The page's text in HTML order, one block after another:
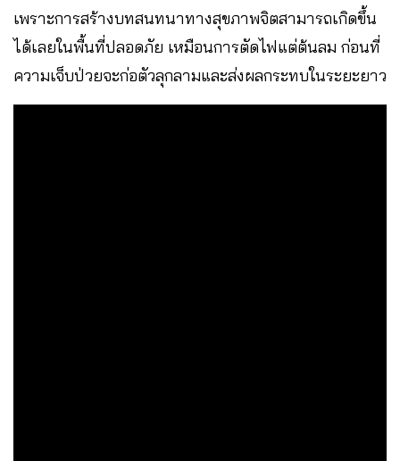
เพราะการสร้างบทสนทนาทางสุขภาพจิตสามารถเกิดขึ้น
ได้เลยในพื้นที่ปลอดภัย เหมือนการตัดไฟแต่ต้นลม ก่อนที่
ความเจ็บป่วยจะก่อตัวลุกลามและส่งผลกระทบในระยะยาว